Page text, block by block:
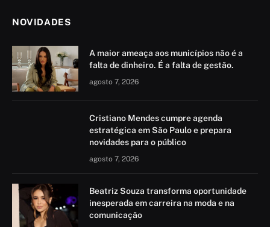
NOVIDADES
A maior ameaça aos municípios não é a
falta de dinheiro. É a falta de gestão.
agosto 7, 2026
Cristiano Mendes cumpre agenda
estratégica em São Paulo e prepara
novidades para o público
agosto 7, 2026
Beatriz Souza transforma oportunidade
inesperada em carreira na moda e na
comunicação